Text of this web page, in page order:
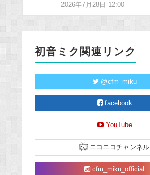
2026年7月28日 12:00
初音ミク関連リンク
@cfm_miku
facebook
YouTube
ニコニコチャンネル
cfm_miku_official